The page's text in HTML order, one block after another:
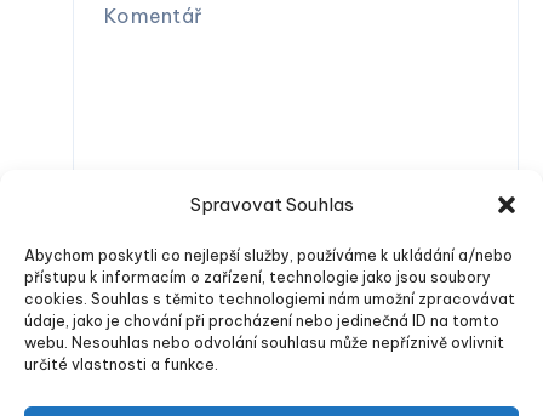
Spravovat Souhlas
Abychom poskytli co nejlepší služby, používáme k ukládání a/nebo
přístupu k informacím o zařízení, technologie jako jsou soubory
cookies. Souhlas s těmito technologiemi nám umožní zpracovávat
údaje, jako je chování při procházení nebo jedinečná ID na tomto
webu. Nesouhlas nebo odvolání souhlasu může nepříznivě ovlivnit
určité vlastnosti a funkce.